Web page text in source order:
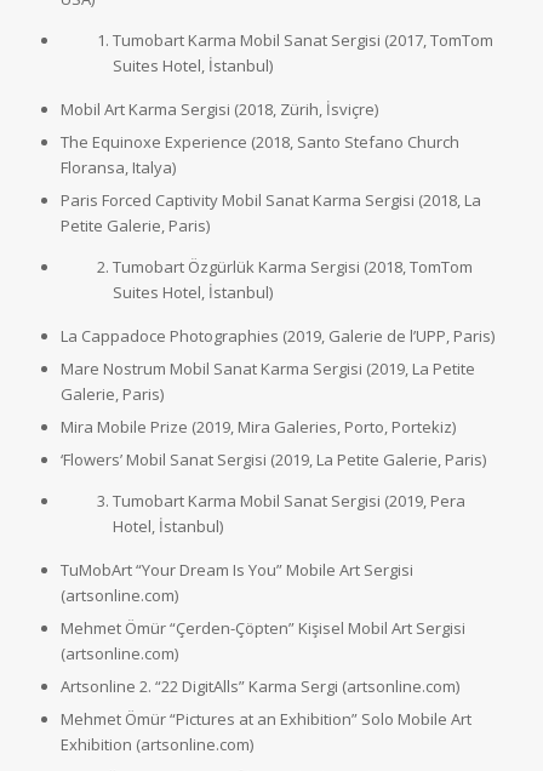
Tumobart Karma Mobil Sanat Sergisi (2017, TomTom
Suites Hotel, İstanbul)
Mobil Art Karma Sergisi (2018, Zürih, İsviçre)
The Equinoxe Experience (2018, Santo Stefano Church
Floransa, Italya)
Paris Forced Captivity Mobil Sanat Karma Sergisi (2018, La
Petite Galerie, Paris)
Tumobart Özgürlük Karma Sergisi (2018, TomTom
Suites Hotel, İstanbul)
La Cappadoce Photographies (2019, Galerie de l’UPP, Paris)
Mare Nostrum Mobil Sanat Karma Sergisi (2019, La Petite
Galerie, Paris)
Mira Mobile Prize (2019, Mira Galeries, Porto, Portekiz)
‘Flowers’ Mobil Sanat Sergisi (2019, La Petite Galerie, Paris)
Tumobart Karma Mobil Sanat Sergisi (2019, Pera
Hotel, İstanbul)
TuMobArt “Your Dream Is You” Mobile Art Sergisi
(artsonline.com)
Mehmet Ömür “Çerden-Çöpten” Kişisel Mobil Art Sergisi
(artsonline.com)
Artsonline 2. “22 DigitAlls” Karma Sergi (artsonline.com)
Mehmet Ömür “Pictures at an Exhibition” Solo Mobile Art
Exhibition (artsonline.com)